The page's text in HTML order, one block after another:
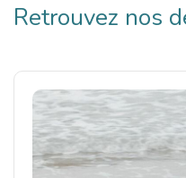
Retrouvez nos